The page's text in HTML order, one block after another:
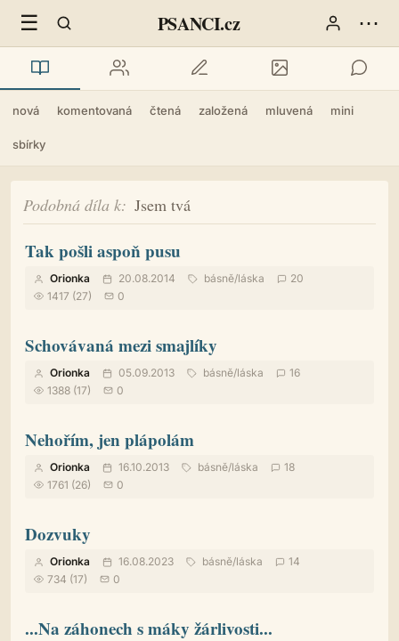
☰ PSANCI.cz ⋯
nová komentovaná čtená založená mluvená mini
sbírky
Podobná díla k Jsem tvá
Tak pošli aspoň pusu
Orionka 20.08.2014 básně/láska
20
1417 (27)
0
Schovávaná mezi smajlíky
Orionka 05.09.2013 básně/láska
16
1388 (17)
0
Nehořím, jen plápolám
Orionka 16.10.2013 básně/láska
18
1761 (26)
0
Dozvuky
Orionka 16.08.2023 básně/láska
14
734 (17)
0
...Na záhonech s máky žárlivosti...